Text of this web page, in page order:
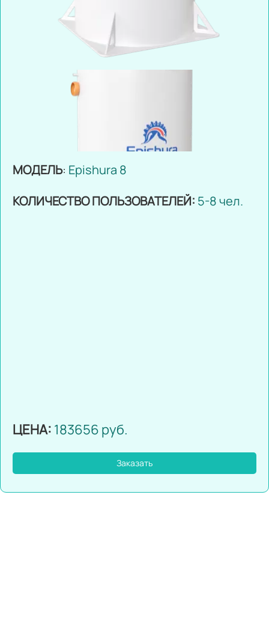
МОДЕЛЬ: Epishura 8
КОЛИЧЕСТВО ПОЛЬЗОВАТЕЛЕЙ: 5-8 чел.
ЦЕНА: 183656 руб.
Заказать